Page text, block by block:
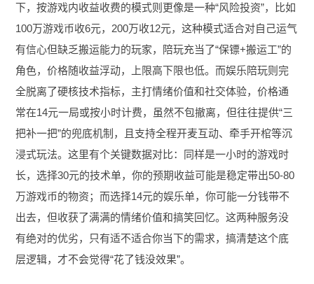
下，按游戏内收益收费的模式则更像是一种“风险投资”，比如
100万游戏币收6元，200万收12元，这种模式适合对自己运气
有信心但缺乏搬运能力的玩家，陪玩充当了“保镖+搬运工”的
角色，价格随收益浮动，上限高下限也低。而娱乐陪玩则完
全脱离了硬核技术指标，主打情绪价值和社交体验，价格通
常在14元一局或按小时计费，虽然不包撤离，但往往提供“三
把补一把”的兜底机制，且支持全程开麦互动、牵手开棺等沉
浸式玩法。这里有个关键数据对比：同样是一小时的游戏时
长，选择30元的技术单，你的预期收益可能是稳定带出50-80
万游戏币的物资；而选择14元的娱乐单，你可能一分钱带不
出去，但收获了满满的情绪价值和搞笑回忆。这两种服务没
有绝对的优劣，只有适不适合你当下的需求，搞清楚这个底
层逻辑，才不会觉得“花了钱没效果”。